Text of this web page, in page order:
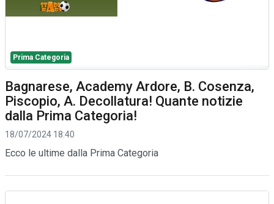
Prima Categoria
Bagnarese, Academy Ardore, B. Cosenza,
Piscopio, A. Decollatura! Quante notizie
dalla Prima Categoria!
18/07/2024 18:40
Ecco le ultime dalla Prima Categoria